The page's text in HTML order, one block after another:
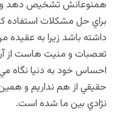
همنوعانش تشخيص دهد و
براي حل مشکلات استفاده
داشته باشد زيرا به
تعصبات و منيت هاست از
احساس خود به دنيا نگاه
حقيقي از هم نداريم و
نژادي بين ما شده است.